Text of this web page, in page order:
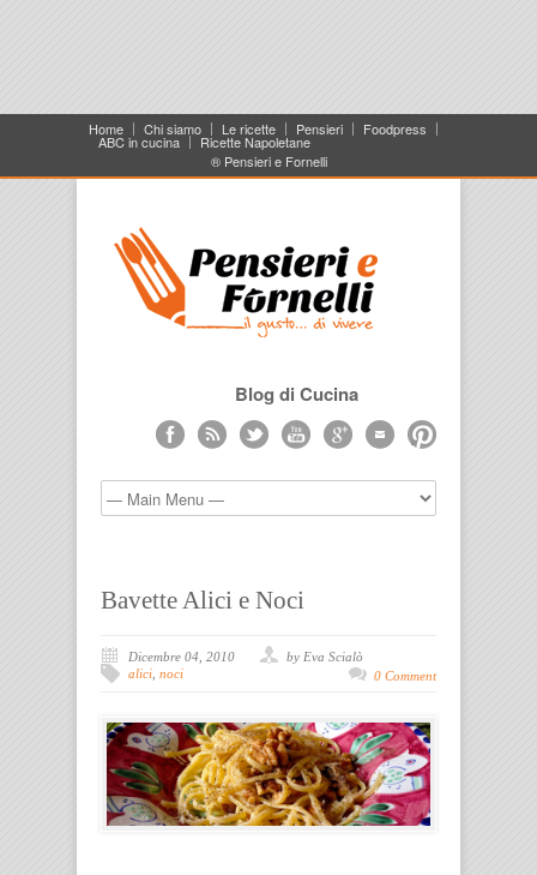
Home Chi siamo Le ricette Pensieri Foodpress
ABC in cucina
Ricette Napoletane
® Pensieri e Fornelli
Blog di Cucina
Bavette Alici e Noci
Dicembre 04, 2010
by Eva Scialò
alici noci 0 Comment